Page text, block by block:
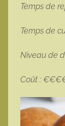
Temps de
Temps de
Niveau de
Coût :